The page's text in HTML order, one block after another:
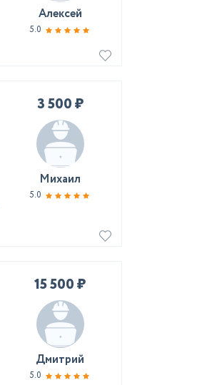
Алексей
5.0
3 500 ₽
Михаил
5.0
15 500 ₽
Дмитрий
5.0